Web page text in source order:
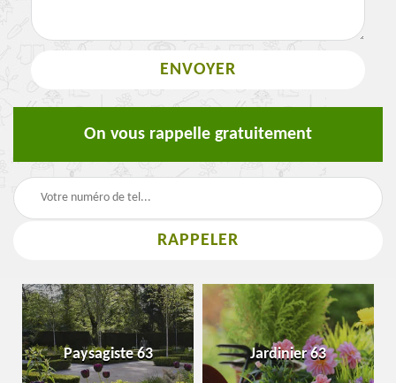
On vous rappelle gratuitement
Paysagiste 63 Jardinier 63